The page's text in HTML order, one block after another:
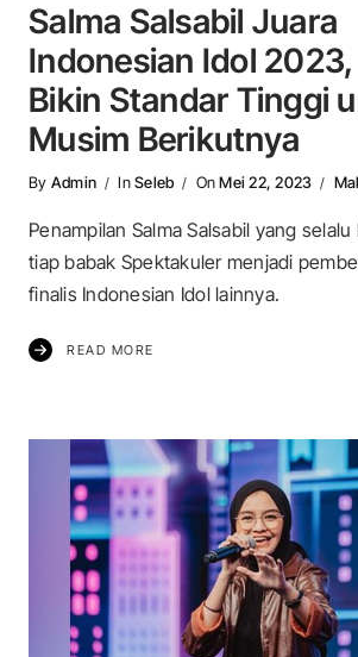
Salma Salsabil Juara
Indonesian Idol 2023,
Bikin Standar Tinggi
Musim Berikutnya
By Admin InSeleb OnMei 22, 2023
Penampilan Salma Salsabil yang
tiap babak Spektakuler menjadi
finalis Indonesian Idol lainnya.
READ MORE